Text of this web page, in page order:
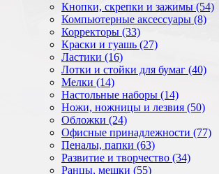
Кнопки, скрепки и зажимы (54)
Компьютерные аксессуары (8)
Корректоры (33)
Краски и гуашь (27)
Ластики (16)
Лотки и стойки для бумаг (40)
Мелки (14)
Настольные наборы (14)
Ножи, ножницы и лезвия (50)
Обложки (24)
Офисные принадлежности (77)
Пеналы, папки (63)
Развитие и творчество (34)
Ранцы, мешки (55)